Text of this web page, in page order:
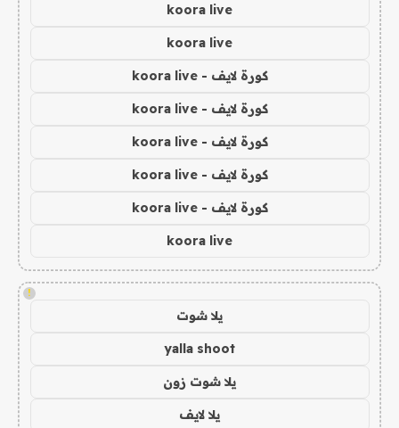
koora live
koora live
كورة لايف - koora live
كورة لايف - koora live
كورة لايف - koora live
كورة لايف - koora live
كورة لايف - koora live
koora live
!
يلا شوت
yalla shoot
يلا شوت زون
يلا لايف